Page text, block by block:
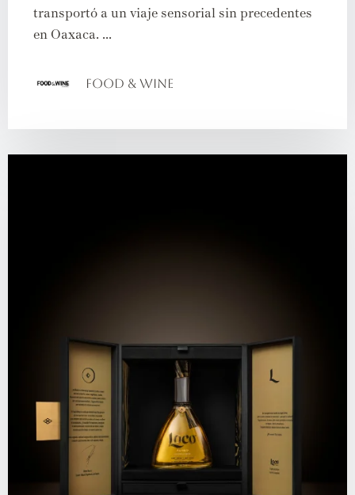
transportó a un viaje sensorial sin precedentes
en Oaxaca. ...
Food & Wine